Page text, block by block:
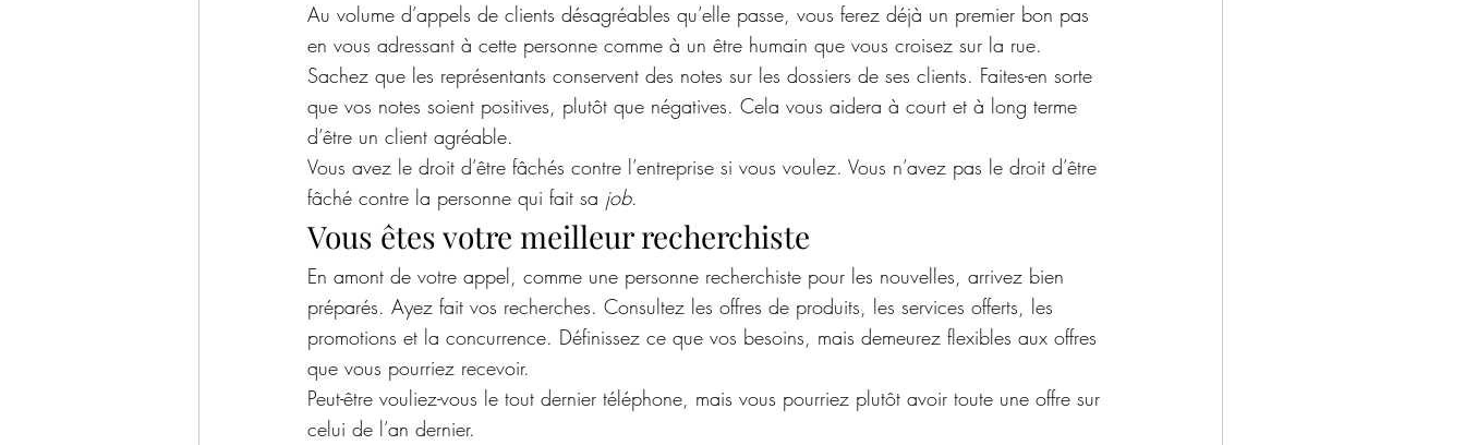
Au volume d’appels de clients désagréables qu’elle passe, vous ferez déjà un premier bon pas
en vous adressant à cette personne comme à un être humain que vous croisez sur la rue.
Sachez que les représentants conservent des notes sur les dossiers de ses clients. Faites-en sorte
que vos notes soient positives, plutôt que négatives. Cela vous aidera à court et à long terme
d’être un client agréable.
Vous avez le droit d’être fâchés contre l’entreprise si vous voulez. Vous n’avez pas le droit d’être
fâché contre la personne qui fait sa job.
Vous êtes votre meilleur recherchiste
En amont de votre appel, comme une personne recherchiste pour les nouvelles, arrivez bien
préparés. Ayez fait vos recherches. Consultez les offres de produits, les services offerts, les
promotions et la concurrence. Définissez ce que vos besoins, mais demeurez flexibles aux offres
que vous pourriez recevoir.
Peut-être vouliez-vous le tout dernier téléphone, mais vous pourriez plutôt avoir toute une offre sur
celui de l’an dernier.